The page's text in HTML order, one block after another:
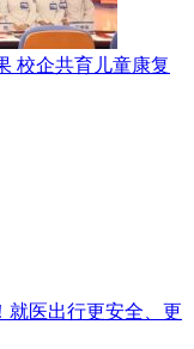
校企共育儿童康复
就医出行更安全、更